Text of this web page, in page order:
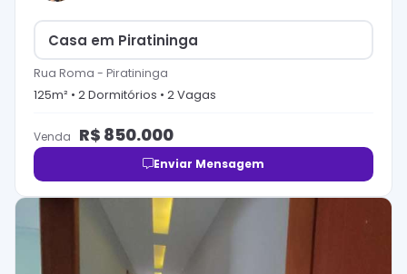
Casa em Piratininga
Rua Roma - Piratininga
125m² • 2Dormitórios • 2Vagas
Venda R$ 850.000
Enviar Mensagem